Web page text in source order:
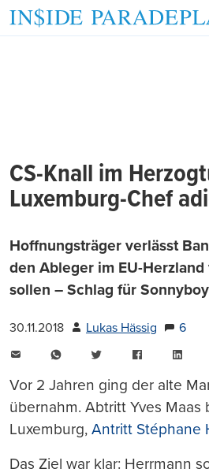
CS-Knall im
Luxemburg-Chef
Hoffnungsträger verlässt
den Ableger im EU-
sollen – Schlag für
30.11.2018 Lukas Hässig
6
WhatsAppTwitter Facebook
Vor 2 Jahren ging der alte
übernahm. Abtritt Yves Maas
Luxemburg, Antritt Stéphane
Das Ziel war klar: Herrmann